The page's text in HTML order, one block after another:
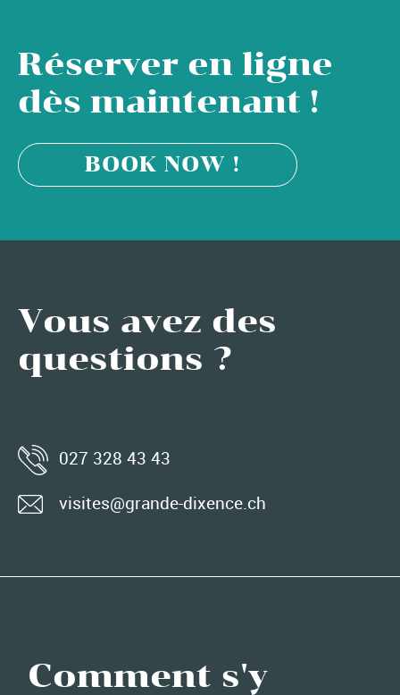
Réserver en ligne
dès maintenant !
BOOK NOW !
Vous avez des
questions ?
027 328 43 43
visites@grande-dixence.ch
Comment s'y